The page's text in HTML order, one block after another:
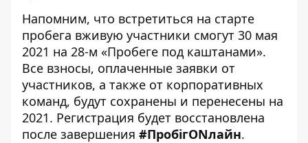
Напомним, что встретиться на старте
пробега вживую участники смогут 30 мая
2021 на 28-м «Пробеге под каштанами».
Все взносы, оплаченные заявки от
участников, а также от корпоративных
команд, будут сохранены и перенесены на
2021. Регистрация будет восстановлена
после завершения #ПробігONлайн.